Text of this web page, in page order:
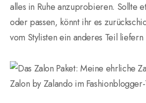
alles in Ruhe anzuprobieren. Sollte
oder passen, könnt ihr es
vom Stylisten ein anderes Teil liefern